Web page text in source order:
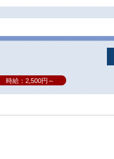
時給：2,500円～